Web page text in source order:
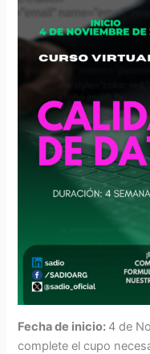
Fecha de inicio: 4 de
complete el cupo